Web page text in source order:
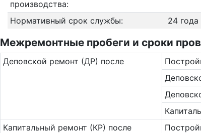
производства:
Нормативный срок службы: 24 года
Межремонтные пробеги и сроки
Де­повс­кой ремонт (ДР) после
Ка­пи­таль­ный ремонт (КР) после